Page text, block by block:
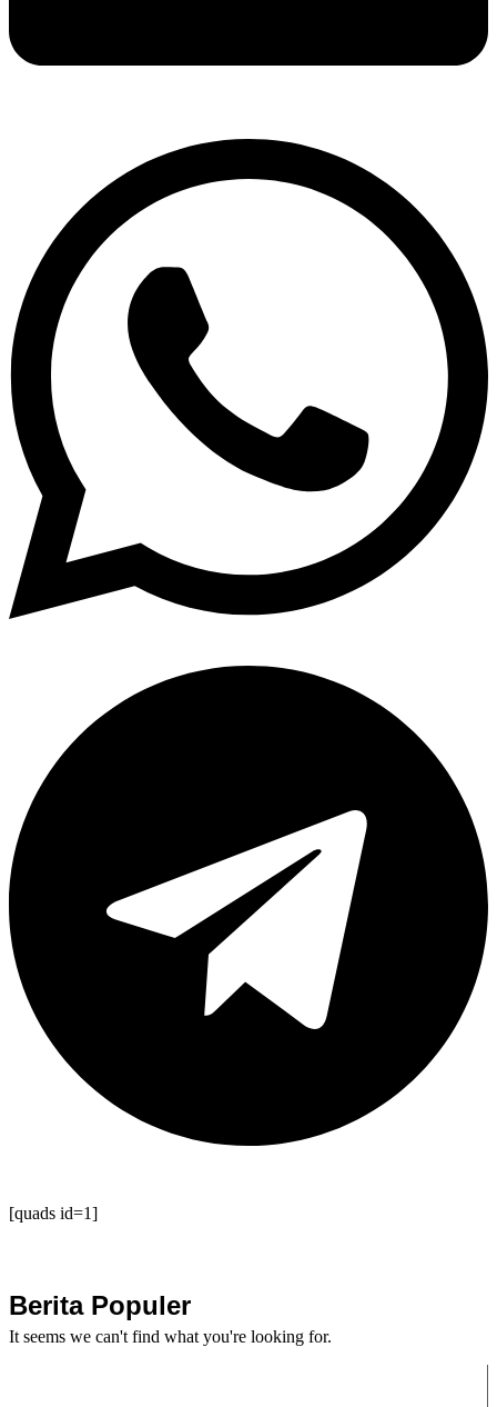
[quads id=1]
Berita Populer
It seems we can't find what you're looking for.